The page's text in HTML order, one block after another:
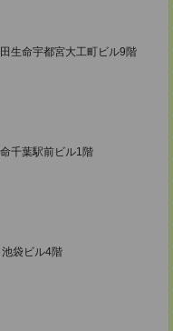
生命宇都宮大工町ビル9階
千葉駅前ビル1階
袋ビル4階